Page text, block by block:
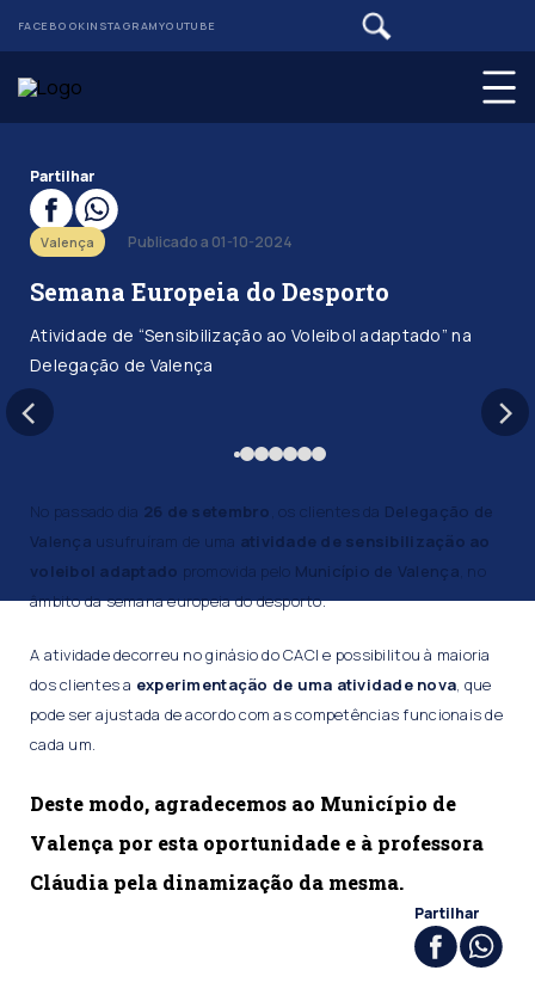
FACEBOOKINSTAGRAMYOUTUBE
Partilhar
Valença Publicado a 01-10-2024
Semana Europeia do Desporto
Atividade de “Sensibilização ao Voleibol adaptado” na
Delegação de Valença
No passado dia 26 de setembro , os clientes da Delegação de
Valença usufruíram de uma atividade de sensibilização ao
voleibol adaptado promovida pelo Município de Valença , no
âmbito da semana europeia do desporto.
A atividade decorreu no ginásio do CACI e possibilitou à maioria
dos clientes a experimentação de uma atividade nova, que
pode ser ajustada de acordo com as competências funcionais de
cada um.
Deste modo, agradecemos ao Município de
Valença por esta oportunidade e à professora
Cláudia pela dinamização da mesma.
Partilhar